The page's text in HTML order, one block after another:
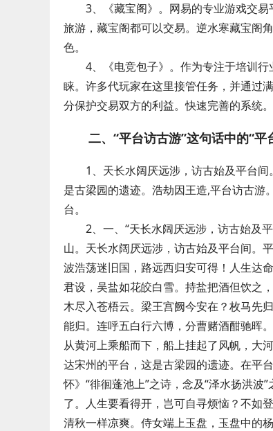
3、《藏宝阁》。网易的专业游戏交
旅游，藏宝阁都可以交易。逆水寒藏宝阁
色。
4、《电竞包子》。作为专注于培训
睐。许多代玩家在这里接管任务，并通过
分保护交易双方的利益。快速完善的系统。
二、“平台访古游”这句话中的“平
1、天长水阔厌远涉，访古始及平台
是古梁园的遗迹。浩劫因王造,平台访古
台。
2、一、“天长水阔厌远涉，访古始及
山。天长水阔厌远涉，访古始及平台间。
波浩荡迷旧国，路远西归安可得！人生达
君设，吴盐如花皎白雪。持盐把酒但饮之
木尽入苍梧云。梁王宫阙今安在？枚马先
能归。连呼五白行六博，分曹赌酒酣驰晖
从黄河上乘船而下，船上挂起了风帆，大
达宋州的平台，这是古梁园的遗迹。在平
怀》“徘徊蓬池上”之诗，念及“泽水扬洪
了。人生要看得开，岂可自寻烦恼？不如
清秋一样凉爽。侍女端上玉盘，玉盘中的